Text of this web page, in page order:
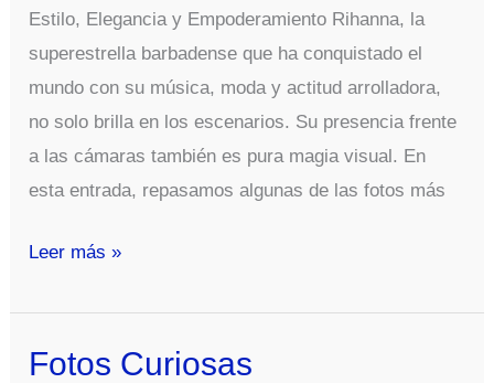
Estilo, Elegancia y Empoderamiento Rihanna, la
superestrella barbadense que ha conquistado el
mundo con su música, moda y actitud arrolladora,
no solo brilla en los escenarios. Su presencia frente
a las cámaras también es pura magia visual. En
esta entrada, repasamos algunas de las fotos más
Fotos
De
Rihanna
Leer más »
Fotos Curiosas